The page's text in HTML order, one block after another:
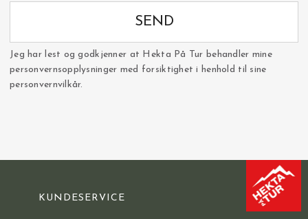
SEND
Jeg har lest og godkjenner at Hekta På Tur behandler mine
personvernsopplysninger med forsiktighet i henhold til sine
personvernvilkår.
KUNDESERVICE